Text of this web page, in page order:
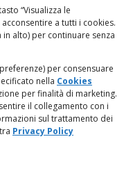
“Visualizza le
a tutti i cookies.
in alto) per continuare senza
per consensuare
nella Cookies
per finalità di marketing.
il collegamento con i
sul trattamento dei
Privacy Policy
dati personali e dati